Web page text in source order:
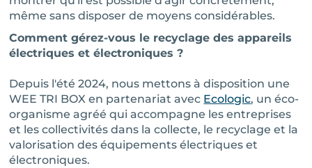
même sans disposer de moyens considérables.
Comment gérez-vous le recyclage des appareils
électriques et électroniques ?
Depuis l'été 2024, nous mettons à disposition une
WEE TRI BOX en partenariat avec Ecologic, un éco-
organisme agréé qui accompagne les entreprises
et les collectivités dans la collecte, le recyclage et la
valorisation des équipements électriques et
électroniques.